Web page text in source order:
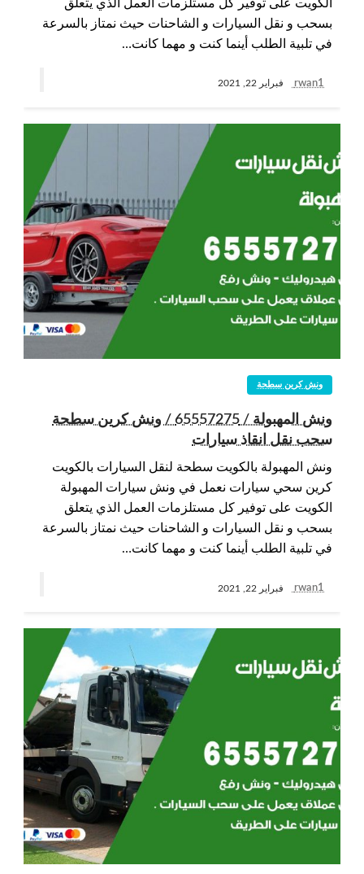
الكويت على توفير كل مستلزمات العمل الذي يتعلق
بسحب و نقل السيارات و الشاحنات حيث نمتاز بالسرعة
في تلبية الطلب أينما كنت و مهما كانت…
rwan1 فبراير 22, 2021
ونش كرين سطحة
ونش المهبولة / 65557275 / ونش كرين سطحة
سحب نقل انقاذ سيارات
ونش المهبولة بالكويت سطحة لنقل السيارات بالكويت
كرين سحي سيارات نعمل في ونش سيارات المهبولة
الكويت على توفير كل مستلزمات العمل الذي يتعلق
بسحب و نقل السيارات و الشاحنات حيث نمتاز بالسرعة
في تلبية الطلب أينما كنت و مهما كانت…
rwan1 فبراير 22, 2021